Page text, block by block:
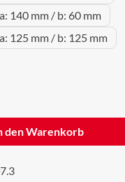
a: 140 mm / b: 60 mm
a: 125 mm / b: 125 mm
den
den Warenkorb